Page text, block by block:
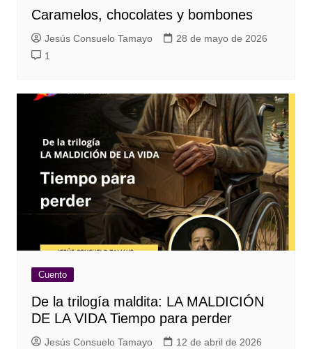
Caramelos, chocolates y bombones
Jesús Consuelo Tamayo
28 de mayo de 2026
1
Cuento
De la trilogía maldita: LA MALDICIÓN
DE LA VIDA Tiempo para perder
Jesús Consuelo Tamayo 12 de abril de 2026